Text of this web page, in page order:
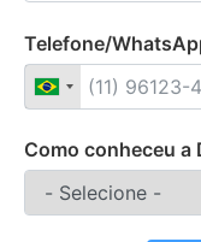
Telefone/
Como conheceu a